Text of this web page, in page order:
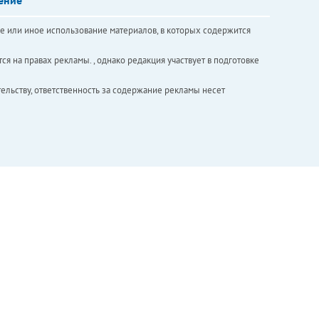
иное использование материалов, в которых содержится
правах рекламы. , однако редакция участвует в подготовке
ответственность за содержание рекламы несет